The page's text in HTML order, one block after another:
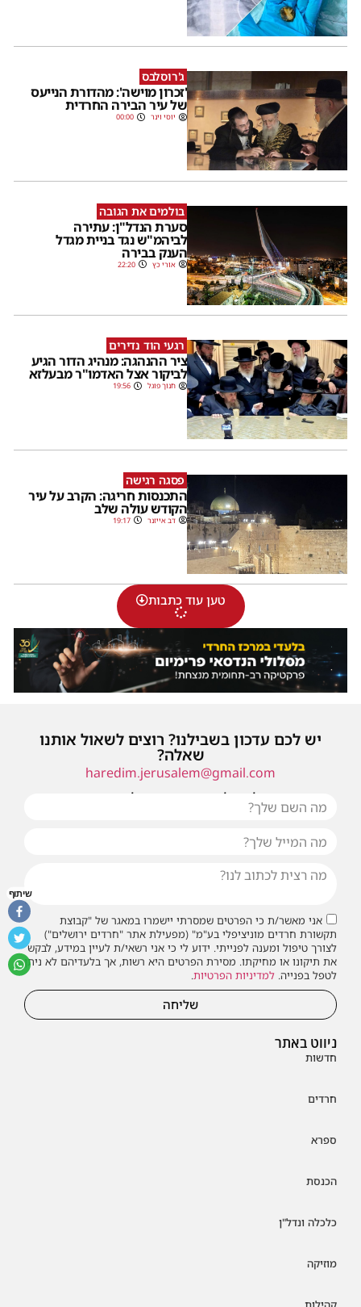
ג'רוסלבס
'זכרון מוישה': מהדורת הנייעס
של עיר הבירה החרדית
יוסי וינר 00:00
בולמים את הגובה
סערת הנדל"ן: עתירה
לביהמ"ש נגד בניית מגדל
הענק בבירה
אורי כץ 22:20
רגעי הוד נדירים
ציר ההנהגה: מנהיג הדור הגיע
לביקור אצל האדמו"ר מבעלזא
חנוך פוגל 19:56
פסגה רגישה
התכנסות חריגה: הקרב על עיר
הקודש עולה שלב
דב אייזנר 19:17
טען עוד כתבות
ניווט באתר
חדשות
חרדים
ספרא
הכנסת
כלכלה ונדל"ן
מוזיקה
יש לכם עדכון בשבילנו? רוצים לשאול אותנו
שאלה?
haredim.jerusalem@gmail.com
או שילחו אלינו פנייה ונחזור אליכם בהקדם
אני מאשר/ת כי הפרטים שמסרתי יישמרו במאגר של "קבוצת
תקשורת חרדים מוניציפלי בע"מ" (מפעילת אתר "חרדים ירושלים")
לצורך טיפול ומענה לפנייתי. ידוע לי כי אני רשאי/ת לעיין במידע, לבקש
את תיקונו או מחיקתו. מסירת הפרטים היא רשות, אך בלעדיהם לא ניתן
לטפל בפנייה. למדיניות הפרטיות.
שליחה
שיתוף